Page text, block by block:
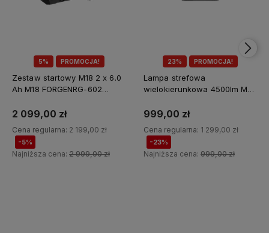
5% PROMOCJA!
Zestaw startowy M18 2 x 6.0
Ah M18 FORGENRG-602
2 099,00 zł
Cena regularna: 2 199,00 zł
-5%
Najniższa cena: 2 999,00 zł
23% PROMOCJA!
Lampa strefowa
wielokierunkowa 4500lm M18
999,00 zł
Cena regularna: 1 299,00 zł
-23%
Najniższa cena: 999,00 zł